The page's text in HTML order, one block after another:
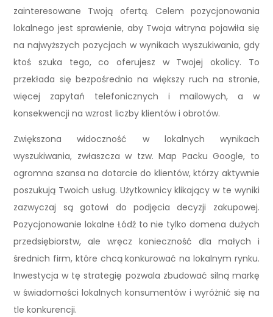
zainteresowane Twoją ofertą. Celem pozycjonowania
lokalnego jest sprawienie, aby Twoja witryna pojawiła się
na najwyższych pozycjach w wynikach wyszukiwania, gdy
ktoś szuka tego, co oferujesz w Twojej okolicy. To
przekłada się bezpośrednio na większy ruch na stronie,
więcej zapytań telefonicznych i mailowych, a w
konsekwencji na wzrost liczby klientów i obrotów.
Zwiększona widoczność w lokalnych wynikach
wyszukiwania, zwłaszcza w tzw. Map Packu Google, to
ogromna szansa na dotarcie do klientów, którzy aktywnie
poszukują Twoich usług. Użytkownicy klikający w te wyniki
zazwyczaj są gotowi do podjęcia decyzji zakupowej.
Pozycjonowanie lokalne Łódź to nie tylko domena dużych
przedsiębiorstw, ale wręcz konieczność dla małych i
średnich firm, które chcą konkurować na lokalnym rynku.
Inwestycja w tę strategię pozwala zbudować silną markę
w świadomości lokalnych konsumentów i wyróżnić się na
tle konkurencji.